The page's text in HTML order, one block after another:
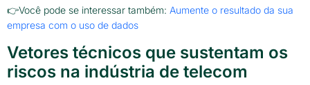
👉Você pode se interessar também: Aumente o resultado da sua
empresa com o uso de dados
Vetores técnicos que sustentam os
riscos na indústria de telecom